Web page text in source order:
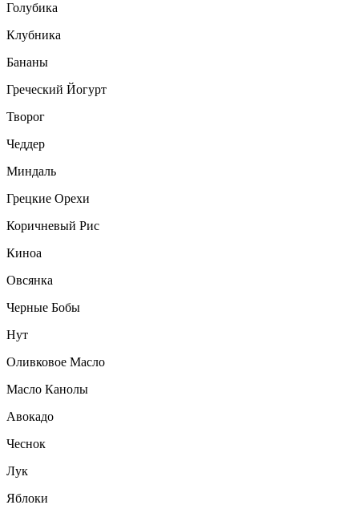
Голубика
Клубника
Бананы
Греческий Йогурт
Творог
Чеддер
Миндаль
Грецкие Орехи
Коричневый Рис
Киноа
Овсянка
Черные Бобы
Нут
Оливковое Масло
Масло Канолы
Авокадо
Чеснок
Лук
Яблоки